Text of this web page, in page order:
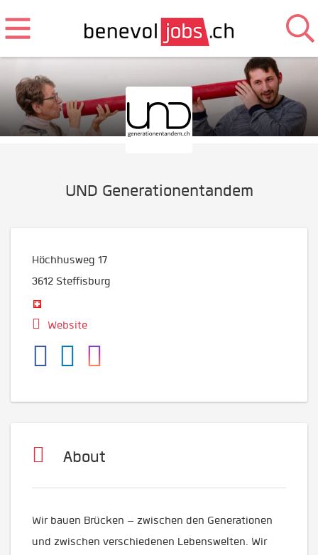
UND Generationentandem
Höchhusweg 17
3612 Steffisburg
Website
About
Wir bauen Brücken – zwischen den Generationen
und zwischen verschiedenen Lebenswelten. Wir